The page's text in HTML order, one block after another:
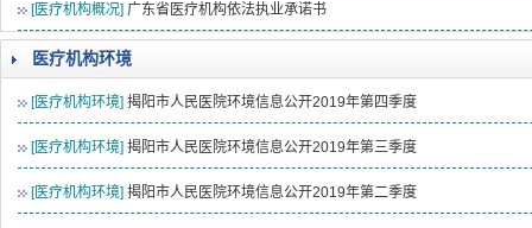
[医疗机构概况] 广东省医疗机构依法执业承诺书
医疗机构环境
[医疗机构环境] 揭阳市人民医院环境信息公开2019年第四季度
[医疗机构环境] 揭阳市人民医院环境信息公开2019年第三季度
[医疗机构环境] 揭阳市人民医院环境信息公开2019年第二季度